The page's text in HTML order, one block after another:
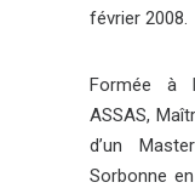
février 2008.
Formée à
ASSAS,
d’un
Sorbonne